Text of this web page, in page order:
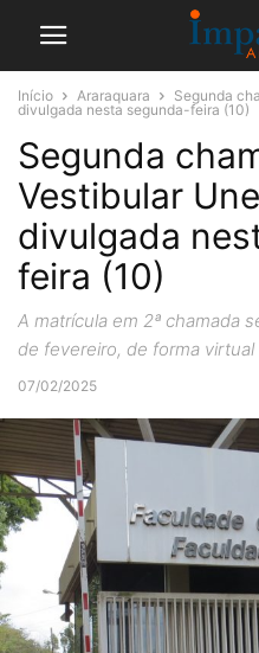
Início Araraquara
Segunda
divulgada nesta segunda-feira (10)
Segunda
Vestibular
divulgada
feira (10)
A matrícula em 2ª chamada
de fevereiro, de forma virtual
07/02/2025